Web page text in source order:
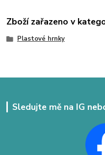
Zboží zařazeno v
Plastové hrnky
Sledujte mě na IG